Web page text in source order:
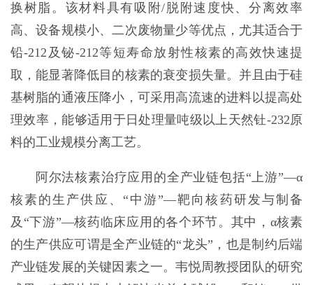
换树脂。该材料具有吸附/脱附速度快、分离效率
高、设备规模小、二次废物量少等优点，尤其适合于
铅-212及铋-212等短寿命放射性核素的高效快速提
取，能显著降低目的核素的衰变损失量。并且由于硅
基树脂的通液压降小，可采用高流速的进料以提高处
理效率，能够适用于日处理量吨级以上天然钍-232原
料的工业规模分离工艺。
阿尔法核素治疗应用的全产业链包括“上游”—α
核素的生产供应、“中游”—靶向核药研发与制备
及“下游”—核药临床应用的各个环节。其中，α核素
的生产供应可谓是全产业链的“龙头”，也是制约后端
产业链发展的关键因素之一。韦悦周教授团队的研究